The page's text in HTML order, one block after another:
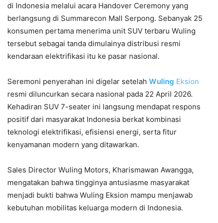
di Indonesia melalui acara Handover Ceremony yang
berlangsung di Summarecon Mall Serpong. Sebanyak 25
konsumen pertama menerima unit SUV terbaru Wuling
tersebut sebagai tanda dimulainya distribusi resmi
kendaraan elektrifikasi itu ke pasar nasional.
Seremoni penyerahan ini digelar setelah Wuling Eksion
resmi diluncurkan secara nasional pada 22 April 2026.
Kehadiran SUV 7-seater ini langsung mendapat respons
positif dari masyarakat Indonesia berkat kombinasi
teknologi elektrifikasi, efisiensi energi, serta fitur
kenyamanan modern yang ditawarkan.
Sales Director Wuling Motors, Kharismawan Awangga,
mengatakan bahwa tingginya antusiasme masyarakat
menjadi bukti bahwa Wuling Eksion mampu menjawab
kebutuhan mobilitas keluarga modern di Indonesia.